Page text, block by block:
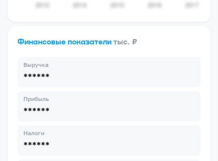
Финансовые показатели тыс. ₽
Выручка
******
Прибыль
******
Налоги
******